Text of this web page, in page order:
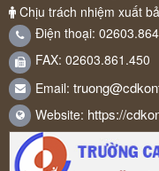
Chịu trách nhiệm xuất
Điện thoại:
FAX: 02603.861.450
Email:
Website: https://